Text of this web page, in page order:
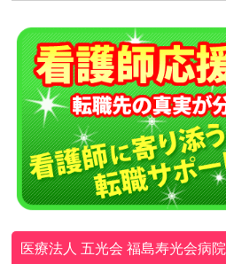
医療法人 五光会福島寿光会病院